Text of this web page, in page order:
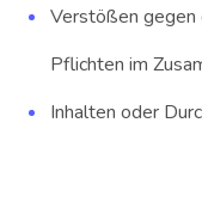
Verstößen gegen
Pflichten im
Inhalten oder